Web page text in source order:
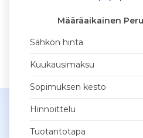
Määräaikainen
Sähkön hinta
Kuukausimaksu
Sopimuksen kesto
Hinnoittelu
Tuotantotapa